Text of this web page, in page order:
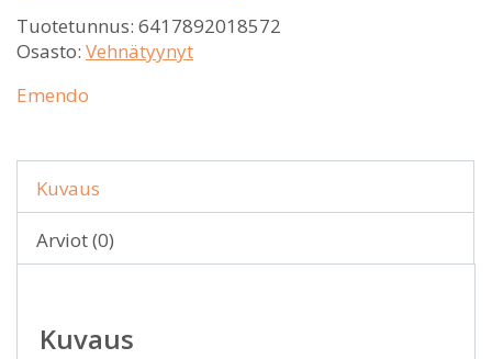
Tuotetunnus: 6417892018572
Osasto: Vehnätyynyt
Emendo
Kuvaus
Arviot (0)
Kuvaus